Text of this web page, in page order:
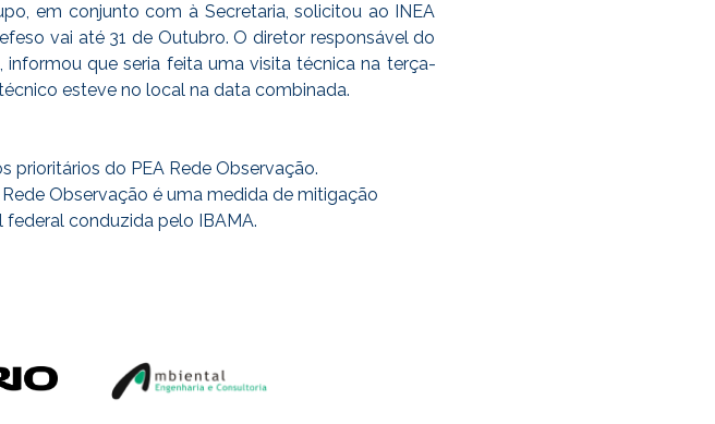
em conjunto com à Secretaria, solicitou ao INEA
vai até 31 de Outubro. O diretor responsável do
que seria feita uma visita técnica na terça-
esteve no local na data combinada.
prioritários do PEA Rede Observação.
Observação é uma medida de mitigação
conduzida pelo IBAMA.